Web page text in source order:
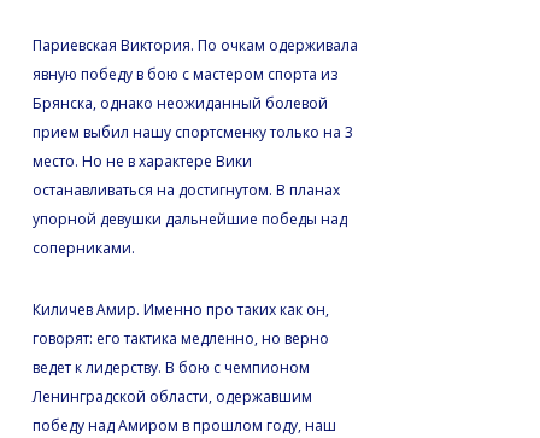
Париевская Виктория. По очкам одерживала
явную победу в бою с мастером спорта из
Брянска, однако неожиданный болевой
прием выбил нашу спортсменку только на 3
место. Но не в характере Вики
останавливаться на достигнутом. В планах
упорной девушки дальнейшие победы над
соперниками.
Киличев Амир. Именно про таких как он,
говорят: его тактика медленно, но верно
ведет к лидерству. В бою с чемпионом
Ленинградской области, одержавшим
победу над Амиром в прошлом году, наш